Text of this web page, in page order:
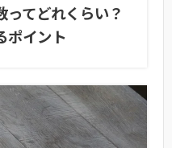
ってどれくらい？
ポイント